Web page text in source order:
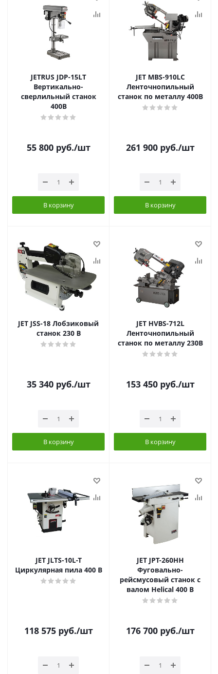
JETRUS JDP-15LT
Вертикально-
сверлильный станок
400В
55 800руб./шт
В корзину
JET MBS-910LC
Ленточнопильный
станок по металлу 400В
261 900руб./шт
В корзину
JET JSS-18 Лобзиковый
станок 230 В
35 340руб./шт
В корзину
JET HVBS-712L
Ленточнопильный
станок по металлу 230В
153 450руб./шт
В корзину
JET JLTS-10L-T
Циркулярная пила 400 В
118 575руб./шт
JET JPT-260HH
Фуговально-
рейсмусовый станок с
валом Helical 400 В
176 700руб./шт